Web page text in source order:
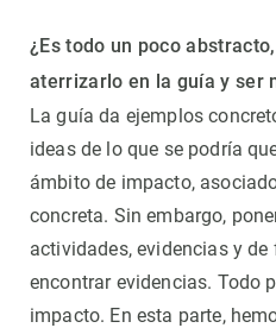
¿Es todo un poco
aterrizarlo en la guía y ser
La guía da ejemplos
ideas de lo que se podría
ámbito de impacto,
concreta. Sin embargo,
actividades, evidencias y de
encontrar evidencias. Todo
impacto. En esta parte,